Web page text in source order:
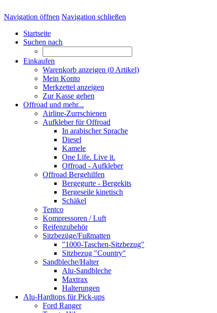
Navigation öffnen Navigation schließen
Startseite
Suchen nach
Einkaufen
Warenkorb anzeigen (0 Artikel)
Mein Konto
Merkzettel anzeigen
Zur Kasse gehen
Offroad und mehr...
Airline-Zurrschienen
Aufkleber für Offroad
In arabischer Sprache
Diesel
Kamele
One Life. Live it.
Offroad - Aufkleber
Offroad Bergehilfen
Bergegurte - Bergekits
Bergeseile kinetisch
Schäkel
Tentco
Kompressoren / Luft
Reifenzubehör
Sitzbezüge/Fußmatten
"1000-Taschen-Sitzbezug"
Sitzbezug "Country"
Sandbleche/Halter
Alu-Sandbleche
Maxtrax
Halterungen
Alu-Hardtops für Pick-ups
Ford Ranger